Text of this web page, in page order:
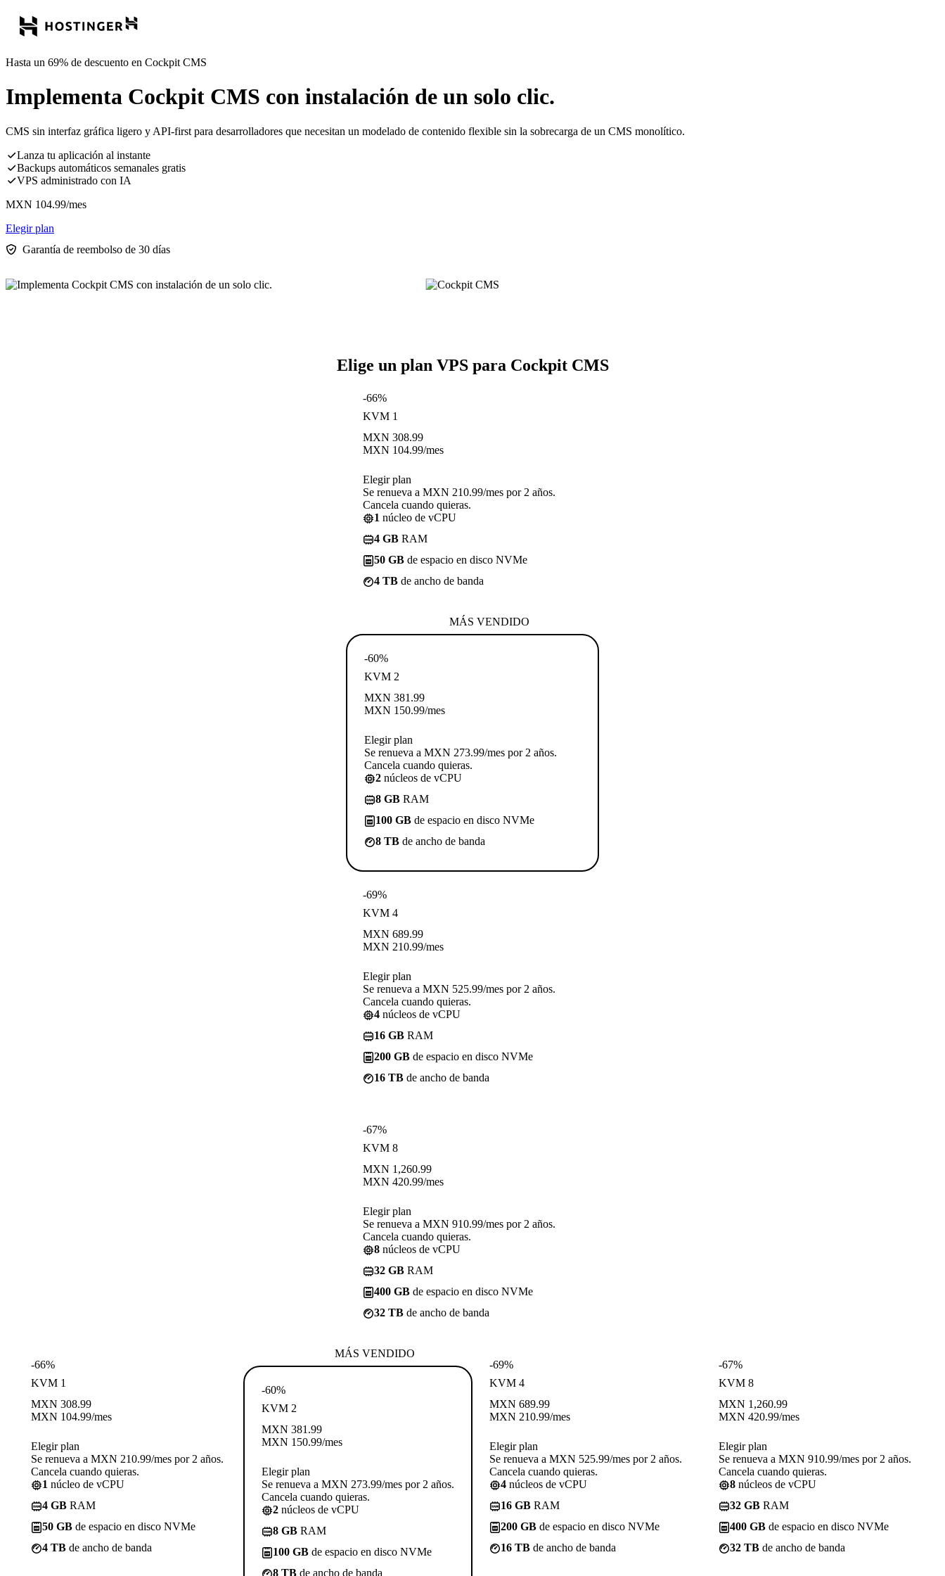
Hasta un 69% de descuento en Cockpit CMS
Implementa Cockpit CMS con instalación de un solo clic.
CMS sin interfaz gráfica ligero y API-first para desarrolladores que necesitan un modelado de contenido flexible sin la sobrecarga de un CMS monolítico.
Lanza tu aplicación al instante
Backups automáticos semanales gratis
VPS administrado con IA
MXN 104.99/mes
Elegir plan
Garantía de reembolso de 30 días
Elige un plan VPS para Cockpit CMS
-66%
KVM 1
MXN 308.99
MXN 104.99/mes
Elegir plan
Se renueva a MXN 210.99/mes por 2 años.
Cancela cuando quieras.
1 núcleo de vCPU
4 GB RAM
50 GB de espacio en disco NVMe
4 TB de ancho de banda
MÁS VENDIDO
-60%
KVM 2
MXN 381.99
MXN 150.99/mes
Elegir plan
Se renueva a MXN 273.99/mes por 2 años.
Cancela cuando quieras.
2 núcleos de vCPU
8 GB RAM
100 GB de espacio en disco NVMe
8 TB de ancho de banda
-69%
KVM 4
MXN 689.99
MXN 210.99/mes
Elegir plan
Se renueva a MXN 525.99/mes por 2 años.
Cancela cuando quieras.
4 núcleos de vCPU
16 GB RAM
200 GB de espacio en disco NVMe
16 TB de ancho de banda
-67%
KVM 8
MXN 1,260.99
MXN 420.99/mes
Elegir plan
Se renueva a MXN 910.99/mes por 2 años.
Cancela cuando quieras.
8 núcleos de vCPU
32 GB RAM
400 GB de espacio en disco NVMe
32 TB de ancho de banda
-66%
KVM 1
MXN 308.99
MXN 104.99/mes
Elegir plan
Se renueva a MXN 210.99/mes por 2 años.
Cancela cuando quieras.
1 núcleo de vCPU
4 GB RAM
50 GB de espacio en disco NVMe
4 TB de ancho de banda
MÁS VENDIDO
-60%
KVM 2
MXN 381.99
MXN 150.99/mes
Elegir plan
Se renueva a MXN 273.99/mes por 2 años.
Cancela cuando quieras.
2 núcleos de vCPU
8 GB RAM
100 GB de espacio en disco NVMe
8 TB de ancho de banda
-69%
KVM 4
MXN 689.99
MXN 210.99/mes
Elegir plan
Se renueva a MXN 525.99/mes por 2 años.
Cancela cuando quieras.
4 núcleos de vCPU
16 GB RAM
200 GB de espacio en disco NVMe
16 TB de ancho de banda
-67%
KVM 8
MXN 1,260.99
MXN 420.99/mes
Elegir plan
Se renueva a MXN 910.99/mes por 2 años.
Cancela cuando quieras.
8 núcleos de vCPU
32 GB RAM
400 GB de espacio en disco NVMe
32 TB de ancho de banda